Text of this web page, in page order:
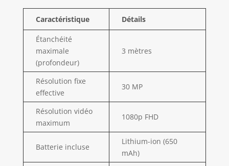
infaillible est doté
de fonctions faciles
à utiliser par les
personnes âgées
L'camera etanche
est doté d'un écran
écran arrière de
vous permet de
prendre facilement
des selfies et
Caractéristique Détails
Étanchéité
maximale
(profondeur)
3 mètres
Résolution fixe
effective
30 MP
Résolution vidéo
maximum
1080p FHD
Batterie incluse
Lithium-ion (650
mAh)